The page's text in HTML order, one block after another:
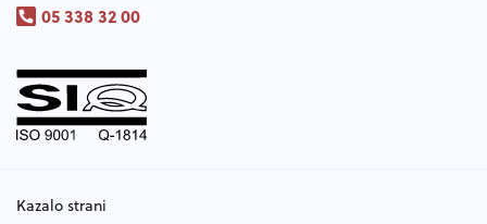
05 338 32 00
Kazalo strani